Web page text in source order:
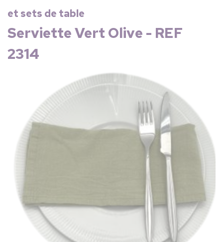
et sets de table
Serviette Vert Olive - REF
2314